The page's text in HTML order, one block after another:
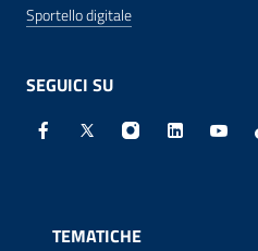
Sportello digitale
SEGUICI SU
Facebook - Sito esterno
X - Sito esterno -
Instagram -
Linkedin
TEMATICHE